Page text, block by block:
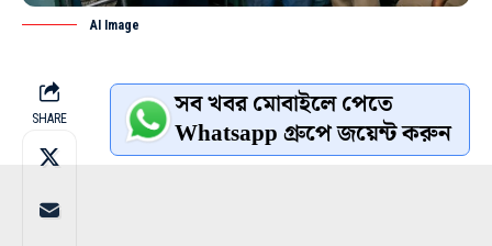
AI Image
SHARE সব খবর মোবাইলে পেতে
Whatsapp গ্রুপে জয়েন্ট করুন